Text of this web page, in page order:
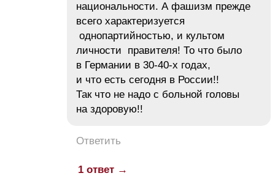
национальности. А фашизм прежде
всего характеризуется
однопартийностью, и культом
личности правителя! То что было
в Германии в 30-40-х годах,
и что есть сегодня в России!!
Так что не надо с больной головы
на здоровую!!
Ответить
1 ответ →